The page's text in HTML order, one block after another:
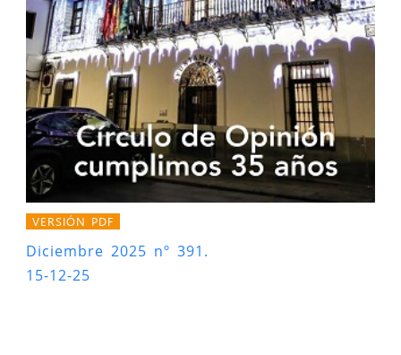
VERSIÓN PDF
Diciembre 2025 nº 391.
15-12-25